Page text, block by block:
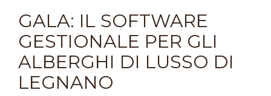
GALA: IL SOFTWARE
GESTIONALE PER GLI
ALBERGHI DI LUSSO DI
LEGNANO